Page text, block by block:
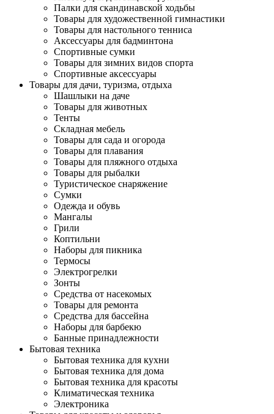
Палки для скандинавской ходьбы
Товары для художественной гимнастики
Товары для настольного тенниса
Аксессуары для бадминтона
Спортивные сумки
Товары для зимних видов спорта
Спортивные аксессуары
Товары для дачи, туризма, отдыха
Шашлыки на даче
Товары для животных
Тенты
Складная мебель
Товары для сада и огорода
Товары для плавания
Товары для пляжного отдыха
Товары для рыбалки
Туристическое снаряжение
Сумки
Одежда и обувь
Мангалы
Грили
Коптильни
Наборы для пикника
Термосы
Электрогрелки
Зонты
Средства от насекомых
Товары для ремонта
Средства для бассейна
Наборы для барбекю
Банные принадлежности
Бытовая техника
Бытовая техника для кухни
Бытовая техника для дома
Бытовая техника для красоты
Климатическая техника
Электроника